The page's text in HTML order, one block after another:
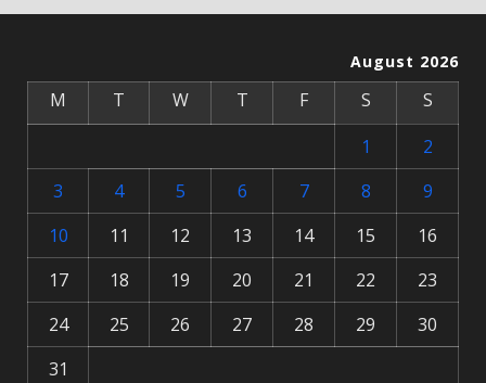
August 2026
M T W T F S
S
1
2
3
4 5 6 7 8
9
10
11 12 13 14 15
16
17
18 19 20 21 22
23
24
25 26 27 28 29
30
31